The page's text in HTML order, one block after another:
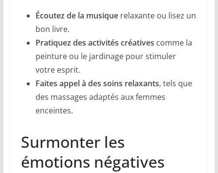
Écoutez de la musiquerelaxante ou lisez un
bon livre.
Pratiquez des activités créatives comme la
peinture ou le jardinage pour stimuler
votre esprit.
Faites appel à des soins relaxants, tels que
des massages adaptés aux femmes
enceintes.
Surmonter les
émotions négatives